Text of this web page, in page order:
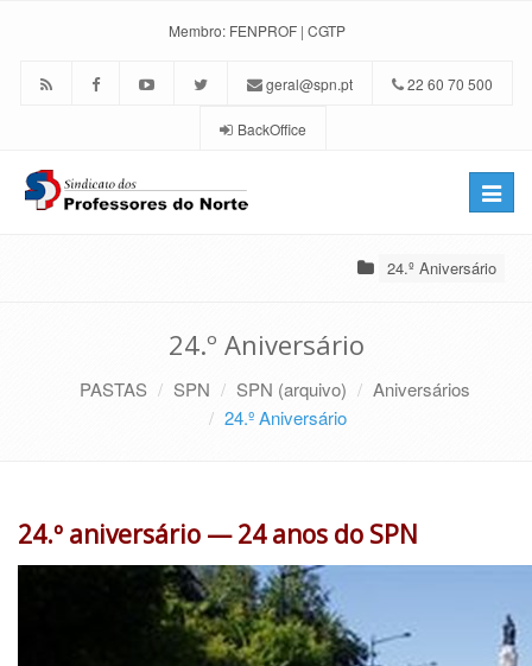
Membro: FENPROF | CGTP
geral@spn.pt 22 60 70 500
BackOffice
Toggle
24.º Aniversário
24.º Aniversário
PASTAS SPN SPN (arquivo)
Aniversários
24.º Aniversário
24.º aniversário — 24 anos do SPN